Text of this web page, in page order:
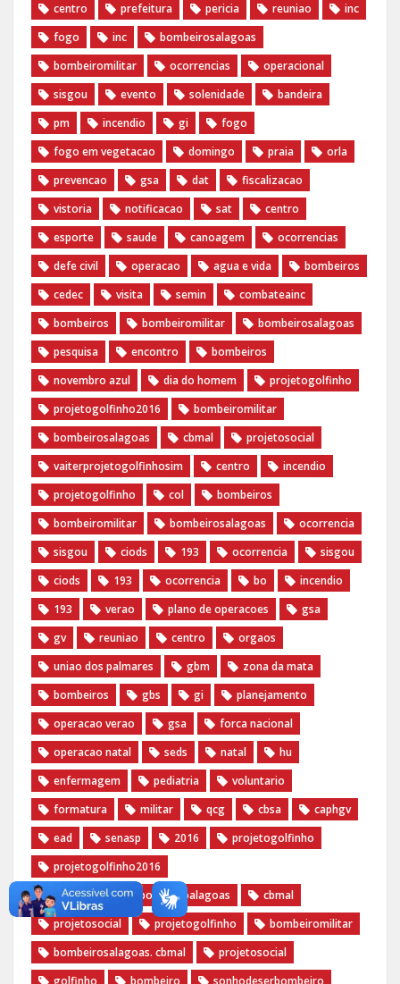
centro
prefeitura pericia reuniao
inc
fogo
inc
bombeirosalagoas
bombeiromilitar
ocorrencias
operacional
sisgou
evento solenidade
bandeira
pm
incendio gi
fogo
fogo em vegetacao
domingo praia
orla
prevencao
gsa dat
fiscalizacao
vistoria
notificacao sat
centro
esporte
saude canoagem
ocorrencias
defe civil
operacao agua e vida
bombeiros
cedec
visita semin
combateainc
bombeiros
bombeiromilitar
bombeirosalagoas
pesquisa
encontro
bombeiros
novembro azul
dia do homem
‪projetogolfinho‬
‎projetogolfinho2016
‎bombeiromilitar‬
‎bombeirosalagoas‬
‎cbmal‬
‎projetosocial‬‪
vaiterprojetogolfinhosim‬
centro
incendio
projetogolfinho
col
bombeiros
bombeiromilitar
bombeirosalagoas
ocorrencia
sisgou
ciods 193 ocorrencia
sisgou
ciods
193 ocorrencia bo
incendio
193
verao plano de operacoes
gsa
gv
reuniao centro
orgaos
uniao dos palmares
gbm
zona da mata
bombeiros
gbs gi
planejamento
operacao verao
gsa
forca nacional
operacao natal
seds natal
hu
enfermagem
pediatria
voluntario
formatura
militar qcg cbsa
caphgv
ead
senasp 2016
projetogolfinho
projetogolfinho2016
bombeiromilitar bombeiroalagoas
cbmal
projetosocial
projetogolfinho
bombeiromilitar
bombeirosalagoas. cbmal
projetosocial
golfinho
bombeiro sonhodeserbombeiro